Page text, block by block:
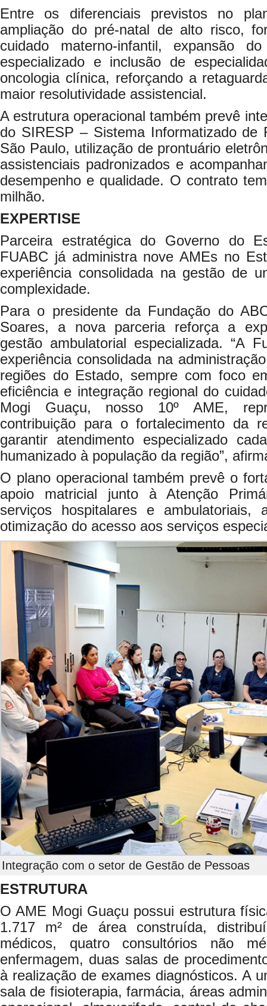
Entre os diferenciais previstos no
ampliação do pré-natal de alto risco,
cuidado materno-infantil, expansão
especializado e inclusão de
oncologia clínica, reforçando a
maior resolutividade assistencial.
A estrutura operacional também prevê
do SIRESP – Sistema Informatizado de
São Paulo, utilização de prontuário
assistenciais padronizados e
desempenho e qualidade. O contrato
milhão.
EXPERTISE
Parceira estratégica do Governo do
FUABC já administra nove AMEs no
experiência consolidada na gestão de
complexidade.
Para o presidente da Fundação do
Soares, a nova parceria reforça a
gestão ambulatorial especializada. “A
experiência consolidada na
regiões do Estado, sempre com foco
eficiência e integração regional do
Mogi Guaçu, nosso 10º AME,
contribuição para o fortalecimento da
garantir atendimento especializado
humanizado à população da região”,
O plano operacional também prevê o
apoio matricial junto à Atenção
serviços hospitalares e
otimização do acesso aos serviços
Integração com o setor de Gestão de Pessoas
ESTRUTURA
O AME Mogi Guaçu possui estrutura
1.717 m² de área construída,
médicos, quatro consultórios não
enfermagem, duas salas de
à realização de exames diagnósticos. A
sala de fisioterapia, farmácia, áreas